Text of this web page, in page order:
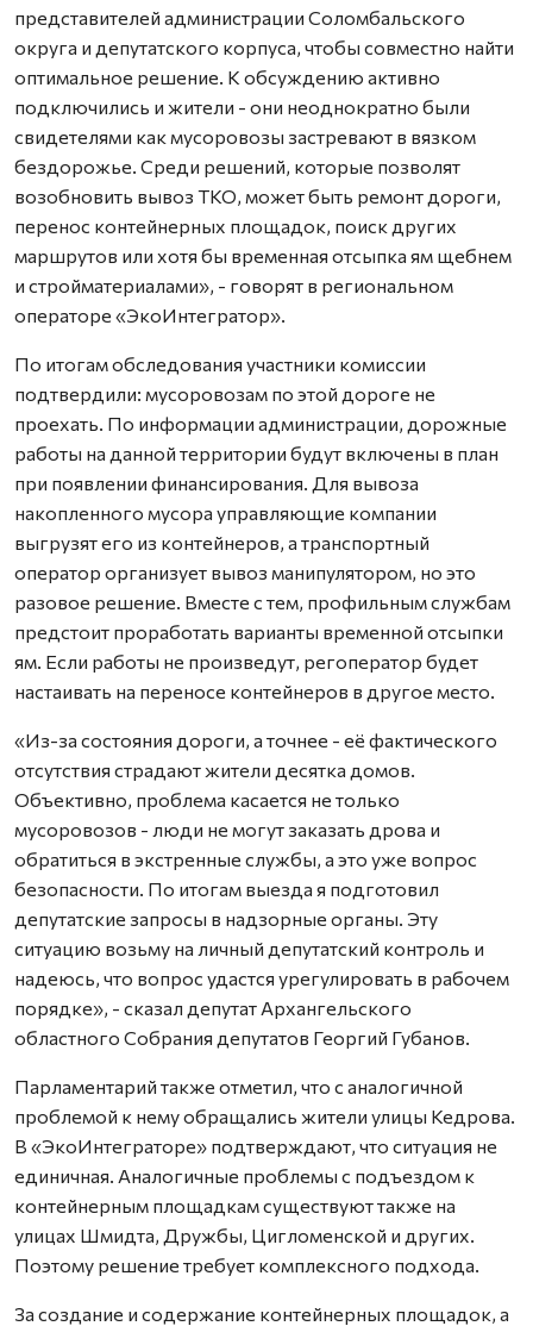
представителей администрации Соломбальского
округа и депутатского корпуса, чтобы совместно найти
оптимальное решение. К обсуждению активно
подключились и жители - они неоднократно были
свидетелями как мусоровозы застревают в вязком
бездорожье. Среди решений, которые позволят
возобновить вывоз ТКО, может быть ремонт дороги,
перенос контейнерных площадок, поиск других
маршрутов или хотя бы временная отсыпка ям щебнем
и стройматериалами», - говорят в региональном
операторе «ЭкоИнтегратор».
По итогам обследования участники комиссии
подтвердили: мусоровозам по этой дороге не
проехать. По информации администрации, дорожные
работы на данной территории будут включены в план
при появлении финансирования. Для вывоза
накопленного мусора управляющие компании
выгрузят его из контейнеров, а транспортный
оператор организует вывоз манипулятором, но это
разовое решение. Вместе с тем, профильным службам
предстоит проработать варианты временной отсыпки
ям. Если работы не произведут, регоператор будет
настаивать на переносе контейнеров в другое место.
«Из-за состояния дороги, а точнее - её фактического
отсутствия страдают жители десятка домов.
Объективно, проблема касается не только
мусоровозов - люди не могут заказать дрова и
обратиться в экстренные службы, а это уже вопрос
безопасности. По итогам выезда я подготовил
депутатские запросы в надзорные органы. Эту
ситуацию возьму на личный депутатский контроль и
надеюсь, что вопрос удастся урегулировать в рабочем
порядке», - сказал депутат Архангельского
областного Собрания депутатов Георгий Губанов.
Парламентарий также отметил, что с аналогичной
проблемой к нему обращались жители улицы Кедрова.
В «ЭкоИнтеграторе» подтверждают, что ситуация не
единичная. Аналогичные проблемы с подъездом к
контейнерным площадкам существуют также на
улицах Шмидта, Дружбы, Цигломенской и других.
Поэтому решение требует комплексного подхода.
За создание и содержание контейнерных площадок, а